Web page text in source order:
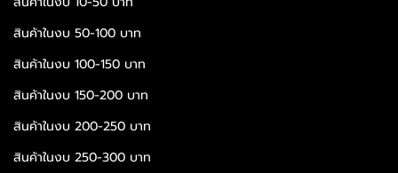
สินค้าในงบ 50-100 บาท
สินค้าในงบ 100-150 บาท
สินค้าในงบ 150-200 บาท
สินค้าในงบ 200-250 บาท
สินค้าในงบ 250-300 บาท